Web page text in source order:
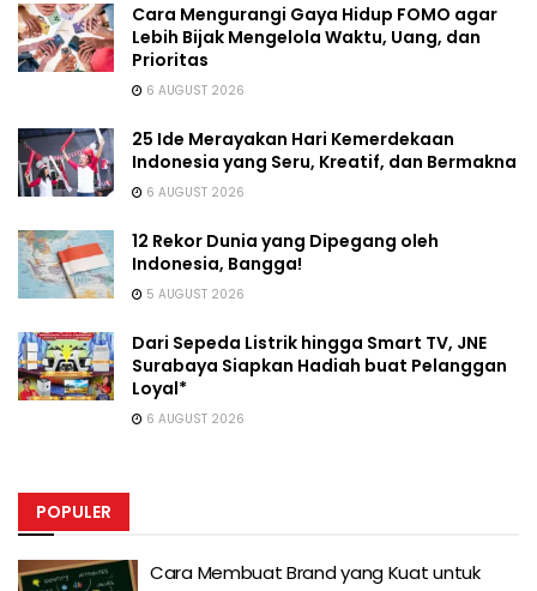
Cara Mengurangi Gaya Hidup FOMO agar
Lebih Bijak Mengelola Waktu, Uang, dan
Prioritas
6 AUGUST 2026
25 Ide Merayakan Hari Kemerdekaan
Indonesia yang Seru, Kreatif, dan Bermakna
6 AUGUST 2026
12 Rekor Dunia yang Dipegang oleh
Indonesia, Bangga!
5 AUGUST 2026
Dari Sepeda Listrik hingga Smart TV, JNE
Surabaya Siapkan Hadiah buat Pelanggan
Loyal*
6 AUGUST 2026
POPULER
Cara Membuat Brand yang Kuat untuk